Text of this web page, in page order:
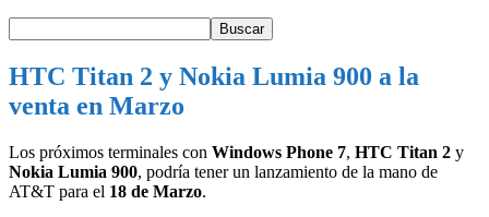
HTC Titan 2 y Nokia Lumia 900 a la
venta en Marzo
Los próximos terminales con Windows Phone 7, HTC Titan 2 y
Nokia Lumia 900, podría tener un lanzamiento de la mano de
AT&T para el 18 de Marzo.